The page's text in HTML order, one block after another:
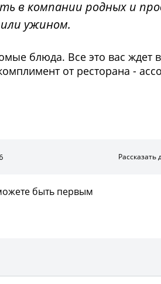
в компании родных и
ужином.
блюда. Все это вас ждет
от ресторана -
Рассказать
быть первым